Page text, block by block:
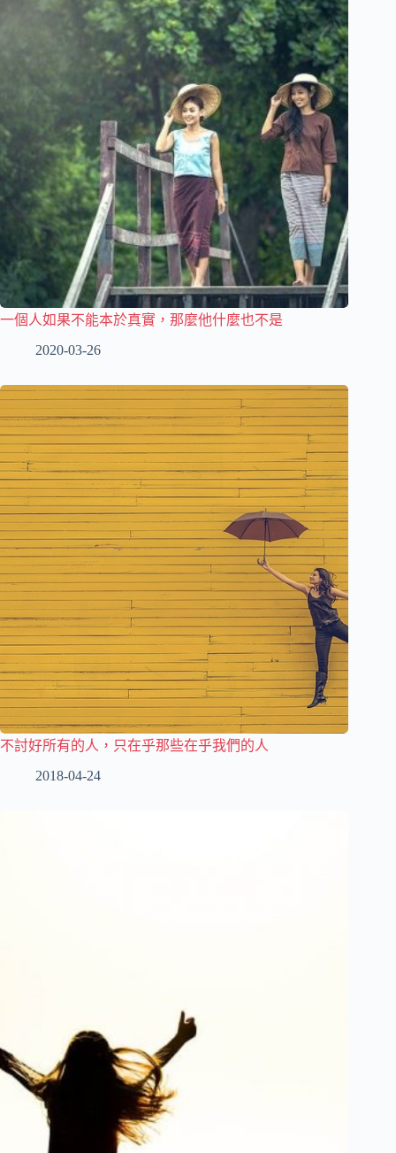
一個人如果不能本於真實，那麼他什麼也不是
2020-03-26
不討好所有的人，只在乎那些在乎我們的人
2018-04-24